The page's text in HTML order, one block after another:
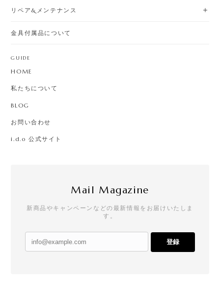
リペア&メンテナンス
金具付属品について
GUIDE
HOME
私たちについて
BLOG
お問い合わせ
i.d.o 公式サイト
Mail Magazine
新商品やキャンペーンなどの最新情報をお届けいたしま
す。
登録